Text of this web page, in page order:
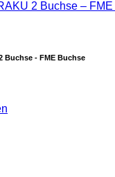
2 Buchse –
Buchse - FME Buchse